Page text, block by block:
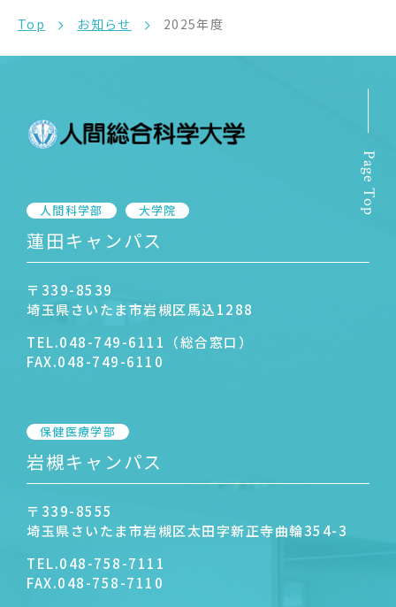
Top お知らせ 2025年度
人間科学部 大学院
蓮田キャンパス
〒339-8539
埼玉県さいたま市岩槻区馬込1288
TEL.048-749-6111（総合窓口）
FAX.048-749-6110
保健医療学部
岩槻キャンパス
〒339-8555
埼玉県さいたま市岩槻区太田字新正寺曲輪354-3
TEL.048-758-7111
FAX.048-758-7110
Page Top